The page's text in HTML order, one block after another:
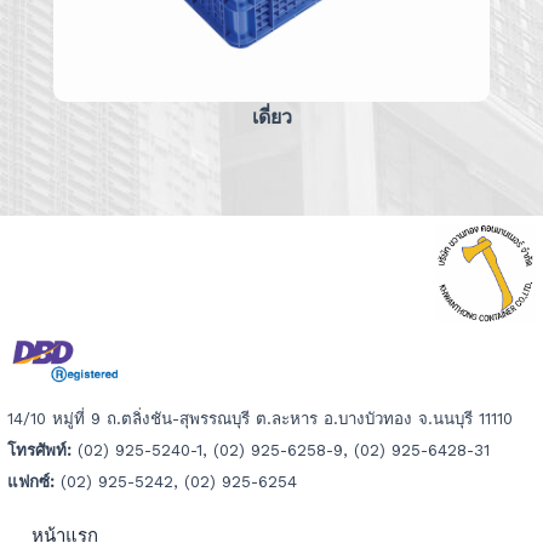
เดี่ยว
14/10 หมู่ที่ 9 ถ.ตลิ่งชัน-สุพรรณบุรี ต.ละหาร อ.บางบัวทอง จ.นนบุรี 11110
โทรศัพท์: (02) 925-5240-1, (02) 925-6258-9, (02) 925-6428-31
แฟกซ์: (02) 925-5242, (02) 925-6254
หน้าแรก